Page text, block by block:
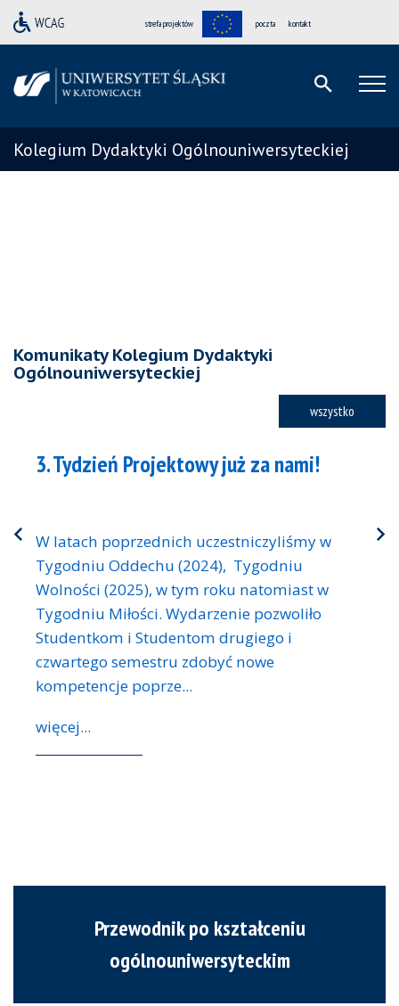
strefa projektów poczta kontakt
Kolegium Dydaktyki Ogólnouniwersyteckiej
Komunikaty Kolegium Dydaktyki
Ogólnouniwersyteckiej
wszystko
3. Tydzień Projektowy już za nami!
W latach poprzednich uczestniczyliśmy w
Tygodniu Oddechu (2024), Tygodniu
Wolności (2025), w tym roku natomiast w
Tygodniu Miłości. Wydarzenie pozwoliło
Studentkom i Studentom drugiego i
czwartego semestru zdobyć nowe
kompetencje poprze...
więcej...
Przewodnik po kształceniu
ogólnouniwersyteckim